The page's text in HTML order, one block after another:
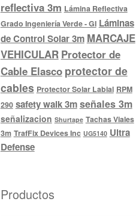
reflectiva 3m Lámina Reflectiva
Grado Ingeniería Verde - GI Láminas
de Control Solar 3m MARCAJE
VEHICULAR Protector de
Cable Elasco protector de
cables Protector Solar Labial RPM
290 safety walk 3mseñales 3m
señalizacion Shurtape Tachas Viales
3m TrafFix Devices Inc UG5140 Ultra
Defense
Productos